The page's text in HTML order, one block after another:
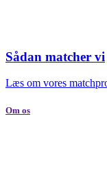
Sådan matcher vi
Læs om vores
Om os